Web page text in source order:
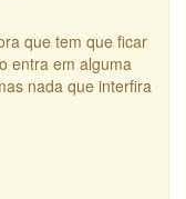
que tem que ficar
entra em alguma
nada que interfira